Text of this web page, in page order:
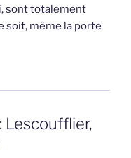
sont totalement
soit, même la porte
Lescoufflier,